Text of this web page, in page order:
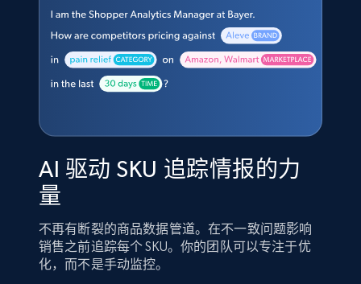
AI 驱动 SKU 追踪情报的力
量
不再有断裂的商品数据管道。在不一致问题影响
销售之前追踪每个 SKU。你的团队可以专注于优
化，而不是手动监控。